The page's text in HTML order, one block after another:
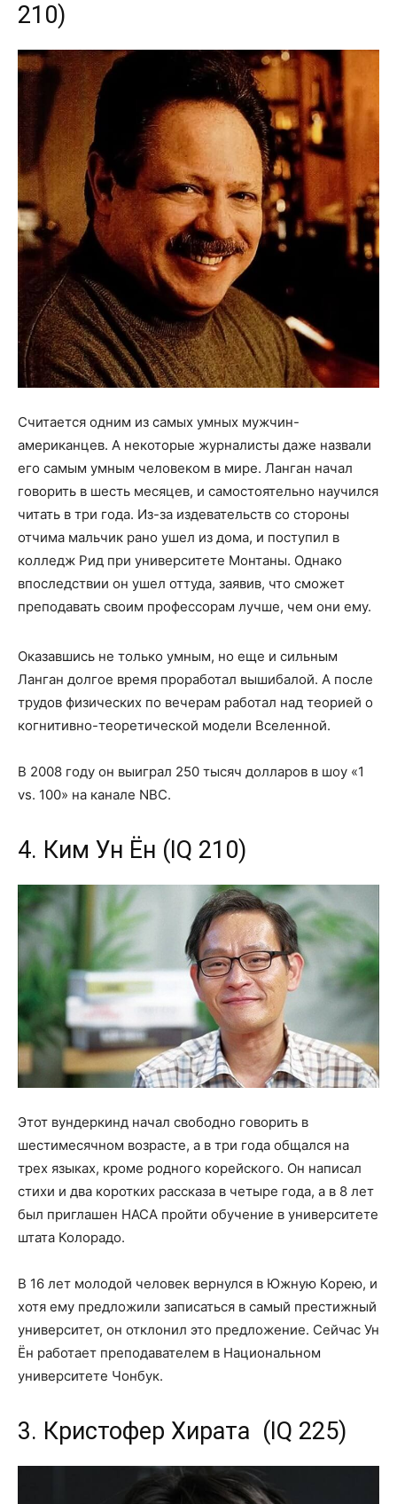
210)
Считается одним из самых умных мужчин-
американцев. А некоторые журналисты даже назвали
его самым умным человеком в мире. Ланган начал
говорить в шесть месяцев, и самостоятельно научился
читать в три года. Из-за издевательств со стороны
отчима мальчик рано ушел из дома, и поступил в
колледж Рид при университете Монтаны. Однако
впоследствии он ушел оттуда, заявив, что сможет
преподавать своим профессорам лучше, чем они ему.
Оказавшись не только умным, но еще и сильным
Ланган долгое время проработал вышибалой. А после
трудов физических по вечерам работал над теорией о
когнитивно-теоретической модели Вселенной.
В 2008 году он выиграл 250 тысяч долларов в шоу «1
vs. 100» на канале NBC.
4. Ким Ун Ён (IQ 210)
Этот вундеркинд начал свободно говорить в
шестимесячном возрасте, а в три года общался на
трех языках, кроме родного корейского. Он написал
стихи и два коротких рассказа в четыре года, а в 8 лет
был приглашен НАСА пройти обучение в университете
штата Колорадо.
В 16 лет молодой человек вернулся в Южную Корею, и
хотя ему предложили записаться в самый престижный
университет, он отклонил это предложение. Сейчас Ун
Ён работает преподавателем в Национальном
университете Чонбук.
3. Кристофер Хирата (IQ 225)